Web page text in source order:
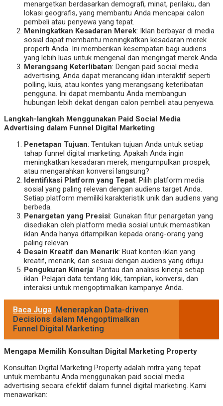
menargetkan berdasarkan demografi, minat, perilaku, dan
lokasi geografis, yang membantu Anda mencapai calon
pembeli atau penyewa yang tepat.
Meningkatkan Kesadaran Merek: Iklan berbayar di media
sosial dapat membantu meningkatkan kesadaran merek
properti Anda. Ini memberikan kesempatan bagi audiens
yang lebih luas untuk mengenal dan mengingat merek Anda.
Merangsang Keterlibatan: Dengan paid social media
advertising, Anda dapat merancang iklan interaktif seperti
polling, kuis, atau kontes yang merangsang keterlibatan
pengguna. Ini dapat membantu Anda membangun
hubungan lebih dekat dengan calon pembeli atau penyewa.
Langkah-langkah Menggunakan Paid Social Media
Advertising dalam Funnel Digital Marketing
Penetapan Tujuan: Tentukan tujuan Anda untuk setiap
tahap funnel digital marketing. Apakah Anda ingin
meningkatkan kesadaran merek, mengumpulkan prospek,
atau mengarahkan konversi langsung?
Identifikasi Platform yang Tepat: Pilih platform media
sosial yang paling relevan dengan audiens target Anda.
Setiap platform memiliki karakteristik unik dan audiens yang
berbeda.
Penargetan yang Presisi: Gunakan fitur penargetan yang
disediakan oleh platform media sosial untuk memastikan
iklan Anda hanya ditampilkan kepada orang-orang yang
paling relevan.
Desain Kreatif dan Menarik: Buat konten iklan yang
kreatif, menarik, dan sesuai dengan audiens yang dituju.
Pengukuran Kinerja: Pantau dan analisis kinerja setiap
iklan. Pelajari data tentang klik, tampilan, konversi, dan
interaksi untuk mengoptimalkan kampanye Anda.
Baca Juga Menerapkan Data-driven
Decisions dalam Mengoptimalkan
Funnel Digital Marketing
Mengapa Memilih Konsultan Digital Marketing Property
Konsultan Digital Marketing Property adalah mitra yang tepat
untuk membantu Anda menggunakan paid social media
advertising secara efektif dalam funnel digital marketing. Kami
menawarkan: